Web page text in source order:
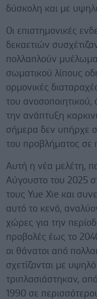
δύσκολη και με
Οι επιστημονικές
δεκαετιών
πολλαπλούν
σωματικού λίπους
ορμονικές
του ανοσοποιητικού,
την ανάπτυξη
σήμερα δεν υπήρχε
του προβλήματος σε
Αυτή η νέα μελέτη,
Αύγουστο του 2025
τους Yue Xie και
αυτό το κενό,
χώρες για την
προβολές έως το
οι θάνατοι από
σχετίζονται με
τριπλασιάστηκαν,
1990 σε